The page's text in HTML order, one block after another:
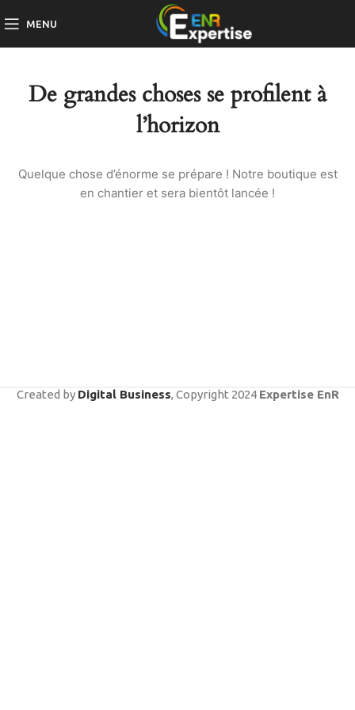
MENU
De grandes choses se profilent à
l’horizon
Quelque chose d’énorme se prépare ! Notre boutique est
en chantier et sera bientôt lancée !
Created by Digital Business, Copyright 2024 Expertise EnR